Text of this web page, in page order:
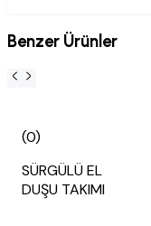
Benzer Ürünler
(0)
SÜRGÜLÜ EL
DUŞU TAKIMI